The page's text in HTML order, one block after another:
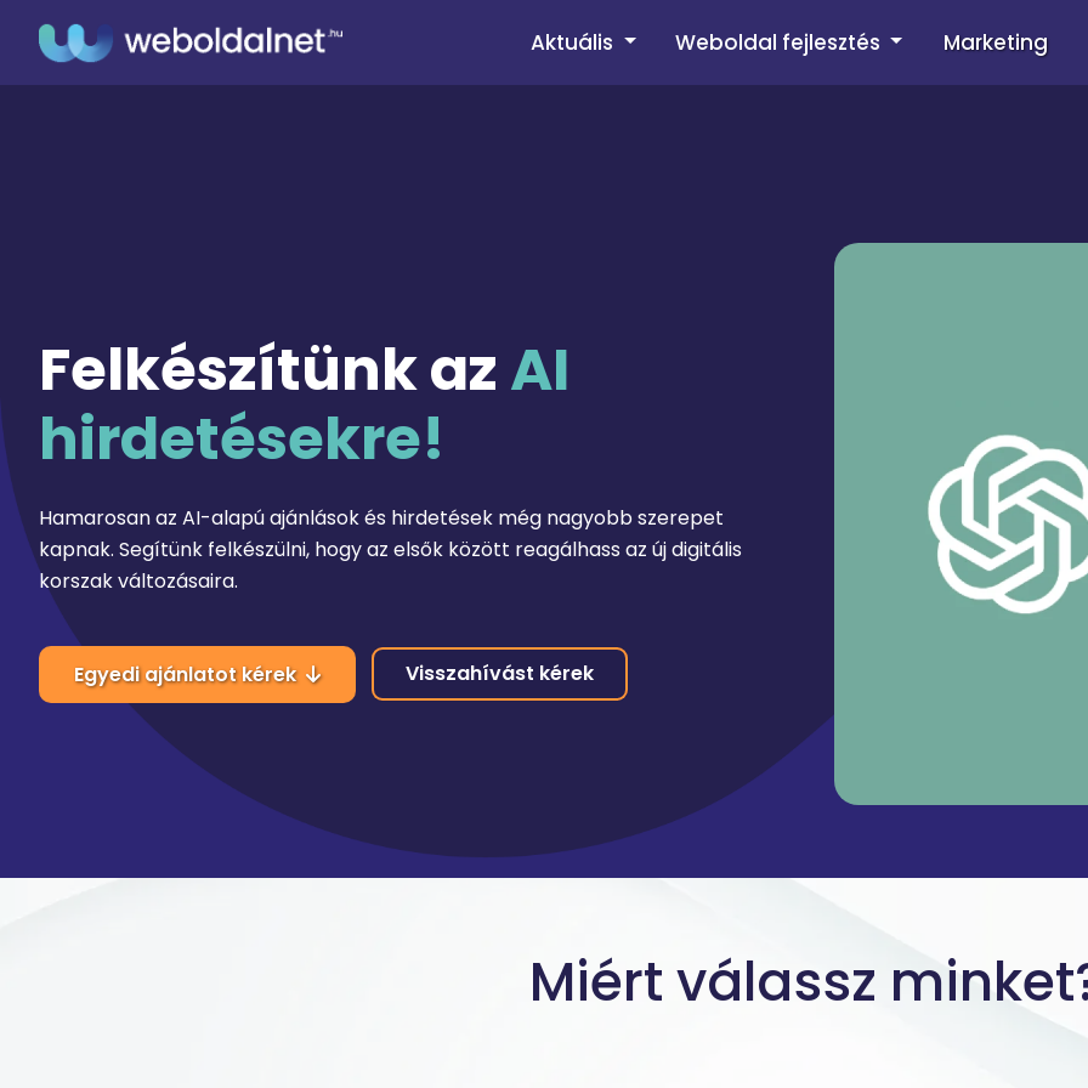
Aktuális Weboldal fejlesztés Marketing
Felkészítünk azAI
hirdetésekre!
Hamarosan az AI-alapú ajánlások és hirdetések még nagyobb szerepet
kapnak. Segítünk felkészülni, hogy az elsők között reagálhass az új digitális
korszak változásaira.
Egyedi ajánlatot kérek Visszahívást kérek
Miért válassz